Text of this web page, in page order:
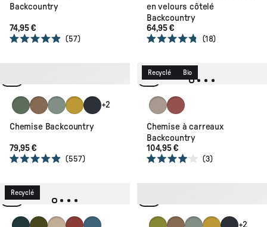
Backcountry
74,95 €
57
en velours côtelé
Backcountry
64,95 €
5
étoiles
18
Dusty Olive
ToffeePistachio
Heritage Yellow
Deep Navy
+2
Chemise Backcountry
79,95 €
5
étoiles
557
Recyclé Bio
Simply Taupe
Redwood
Chemise à carreaux
Backcountry
104,95 €
3
Recyclé
Dark Fern
KhakiStoneRed OchreBlue Steel Tea Green
ToffeePistachio
HeritageDeep Navy
+2